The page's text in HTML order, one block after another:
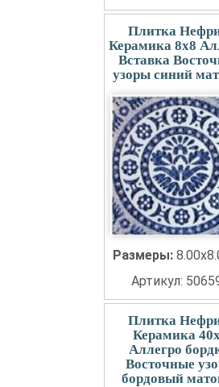
Плитка
Керамика 8x8
Вставка
узоры синий
Размеры:
Артикул:
Плитка
Керамика
Аллегро
Восточные
бордовый